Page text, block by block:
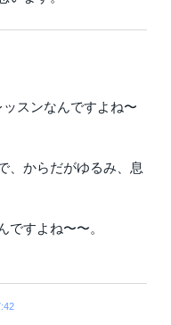
スンなんですよね〜
、からだがゆるみ、息
ですよね〜〜。